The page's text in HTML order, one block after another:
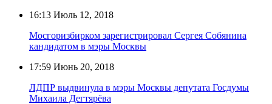
16:13 Июль 12, 2018
Мосгоризбирком зарегистрировал Сергея Собянина
кандидатом в мэры Москвы
17:59 Июнь 20, 2018
ЛДПР выдвинула в мэры Москвы депутата Госдумы
Михаила Дегтярёва